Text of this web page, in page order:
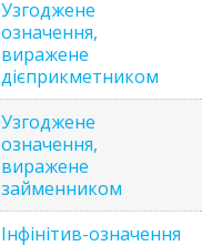
Узгоджене
означення,
виражене
дієприкметником
Узгоджене
означення,
виражене
займенником
Інфінітив-означення